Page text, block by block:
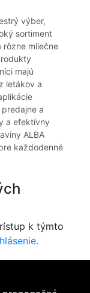
výber,
sortiment
mliečne
majú
letákov a
a
a efektívny
ALBA
každodenné
k týmto